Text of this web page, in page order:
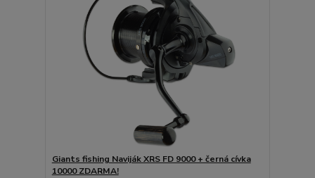
Giants fishing Naviják XRS FD 9000 + černá cívka
10000 ZDARMA!